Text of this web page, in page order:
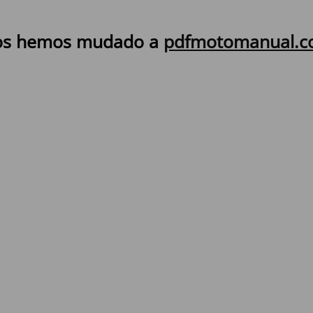
hemos mudado a